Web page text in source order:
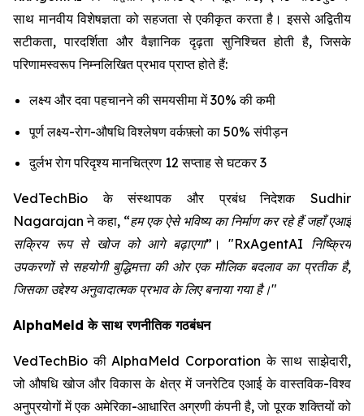
साथ मानवीय विशेषज्ञता को सहजता से एकीकृत करता है। इससे अद्वितीय
सटीकता, पारदर्शिता और वैज्ञानिक दृढ़ता सुनिश्चित होती है, जिसके
परिणामस्वरूप निम्नलिखित प्रभाव प्राप्त होते हैं:
लक्ष्य और दवा पहचानने की समयसीमा में 30% की कमी
पूर्ण लक्ष्य-रोग-औषधि विश्लेषण वर्कफ़्लो का 50% संपीड़न
दुर्लभ रोग परिदृश्य मानचित्रण 12 सप्ताह से घटकर 3
VedTechBio के संस्थापक और प्रबंध निदेशक Sudhir
Nagarajan ने कहा, “हम एक ऐसे भविष्य का निर्माण कर रहे हैं जहाँ एआई
सक्रिय रूप से खोज को आगे बढ़ाएगा” ।"RxAgentAI निष्क्रिय
उपकरणों से सहयोगी बुद्धिमत्ता की ओर एक मौलिक बदलाव का प्रतीक है,
जिसका उद्देश्य अनुवादात्मक प्रभाव के लिए बनाया गया है।"
AlphaMeld के साथ रणनीतिक गठबंधन
VedTechBio की AlphaMeld Corporation के साथ साझेदारी,
जो औषधि खोज और विकास के क्षेत्र में जनरेटिव एआई के वास्तविक-विश्व
अनुप्रयोगों में एक अमेरिका-आधारित अग्रणी कंपनी है, जो पूरक शक्तियों को